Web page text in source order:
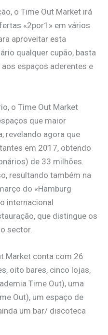
o Time Out Market irá
«2por1» em vários
aproveitar esta
qualquer cupão, basta
espaços aderentes e
o Time Out Market
que maior
revelando agora que
em 2017, obtendo
de 33 milhões.
resultando também na
do «Hamburg
internacional
que distingue os
sector.
Market conta com 26
oito bares, cinco lojas,
Time Out), uma
Out), um espaço de
um bar/ discoteca